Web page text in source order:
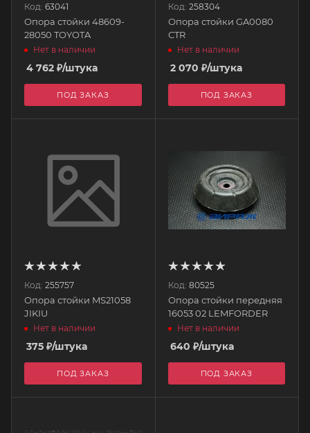
Код: 63041
Опора стойки 48609-
28050 TOYOTA
Нет в наличии
4 762 ₽/штука
ПОД ЗАКАЗ
Код: 258304
Опора стойки GA0080
CTR
Нет в наличии
2 070 ₽/штука
ПОД ЗАКАЗ
Код: 255757
Опора стойки MS21058
JIKIU
Нет в наличии
375 ₽/штука
ПОД ЗАКАЗ
Код: 80525
Опора стойки передняя
16053 02 LEMFORDER
Нет в наличии
640 ₽/штука
ПОД ЗАКАЗ